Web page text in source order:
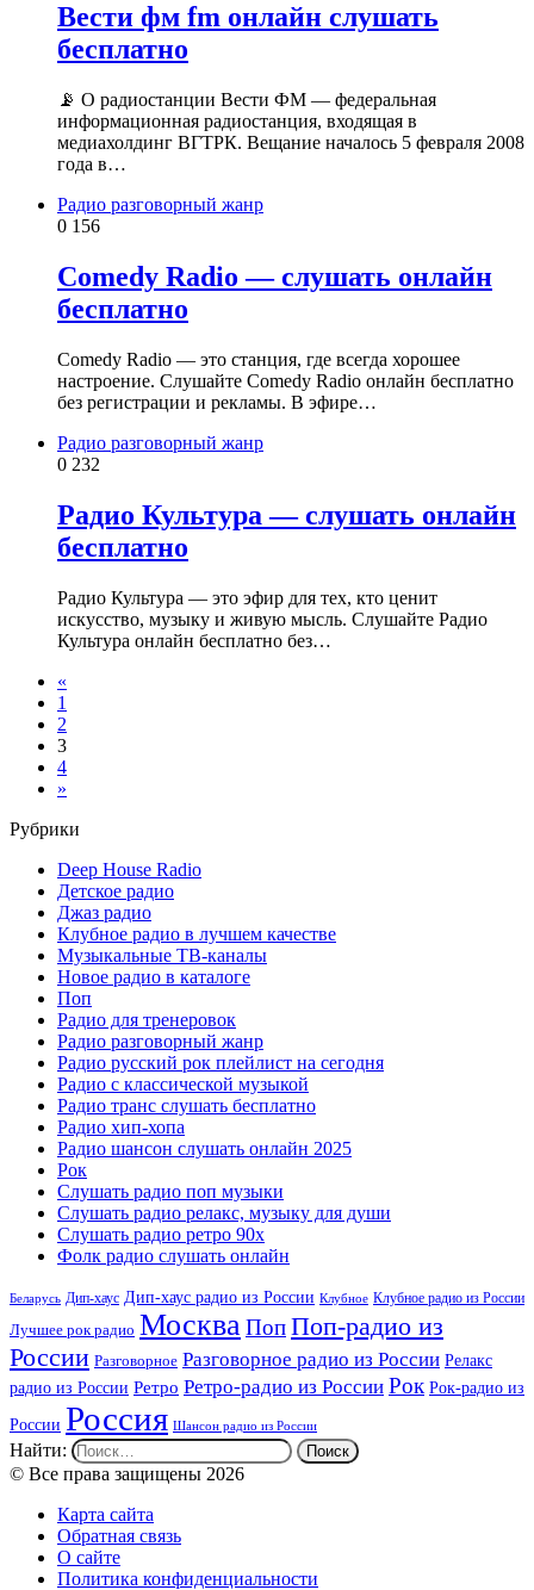
Вести фм fm онлайн слушать
бесплатно
📡 О радиостанции Вести ФМ — федеральная
информационная радиостанция, входящая в
медиахолдинг ВГТРК. Вещание началось 5 февраля 2008
года в…
Радио разговорный жанр
0 156
Comedy Radio — слушать онлайн
бесплатно
Comedy Radio — это станция, где всегда хорошее
настроение. Слушайте Comedy Radio онлайн бесплатно
без регистрации и рекламы. В эфире…
Радио разговорный жанр
0 232
Радио Культура — слушать онлайн
бесплатно
Радио Культура — это эфир для тех, кто ценит
искусство, музыку и живую мысль. Слушайте Радио
Культура онлайн бесплатно без…
«
1
2
3
4
»
Рубрики
Deep House Radio
Детское радио
Джаз радио
Клубное радио в лучшем качестве
Музыкальные ТВ-каналы
Новое радио в каталоге
Поп
Радио для тренеровок
Радио разговорный жанр
Радио русский рок плейлист на сегодня
Радио с классической музыкой
Радио транс слушать бесплатно
Радио хип-хопа
Радио шансон слушать онлайн 2025
Рок
Слушать радио поп музыки
Слушать радио релакс, музыку для души
Слушать радио ретро 90х
Фолк радио слушать онлайн
Беларусь Дип-хаус Дип-хаус радио из России Клубное Клубное радио из России
Лучшее рок радио МоскваПопПоп-радио из
России Разговорное Разговорное радио из России Релакс
радио из России Ретро Ретро-радио из России Рок Рок-радио из
России Россия Шансон радио из России
Найти:
© Все права защищены 2026
Карта сайта
Обратная связь
О сайте
Политика конфиденциальности